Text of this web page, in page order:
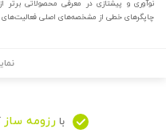
نوآوری و پیشتازی در معرفی محصولاتی
چاپگرهای خطی از مشخصه‌های اصلی
با رزومه ساز